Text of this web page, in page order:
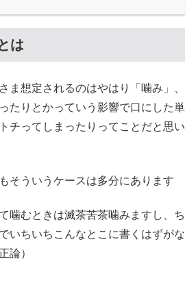
は
ま想定されるのはやはり「噛み」、
たりとかっていう影響で口にした単
チってしまったりってことだと思い
そういうケースは多分にあります
噛むときは滅茶苦茶噛みますし、ち
いちいちこんなとこに書くはずがな
論）